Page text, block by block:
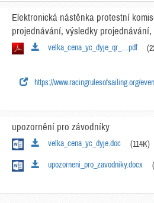
Elektronická nástěnka protestní
projednávání, výsledky projednávání,
velka_cena_yc_dyje_qr_....pdf
https://www.racingrulesofsailing.org/
upozornění pro závodníky
velka_cena_yc_dyje.doc (114K)
upozorneni_pro_zavodniky.docx